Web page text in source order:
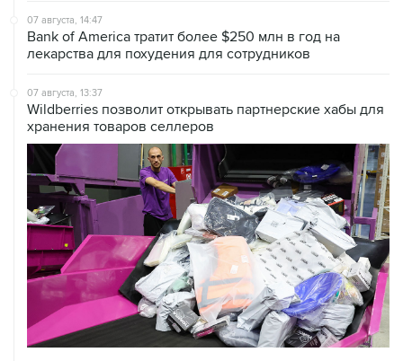
07 августа, 14:47
Bank of America тратит более $250 млн в год на
лекарства для похудения для сотрудников
07 августа, 13:37
Wildberries позволит открывать партнерские хабы для
хранения товаров селлеров